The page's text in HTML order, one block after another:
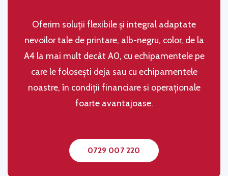
Oferim soluţii flexibile şi integral adaptate
nevoilor tale de printare, alb-negru, color, de la
A4 la mai mult decât A0, cu echipamentele pe
care le folosești deja sau cu echipamentele
noastre, în condiţii financiare si operaţionale
foarte avantajoase.
0729 007 220